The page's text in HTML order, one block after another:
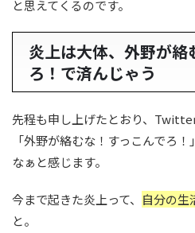
と思えてくるのです。
炎上は大体、外野が絡
ろ！で済んじゃう
先程も申し上げたとおり、
「外野が絡むな！すっこんでろ
なぁと感じます。
今まで起きた炎上って、 自分の生
と。